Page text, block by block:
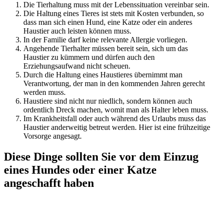
Die Tierhaltung muss mit der Lebenssituation vereinbar sein.
Die Haltung eines Tieres ist stets mit Kosten verbunden, so
dass man sich einen Hund, eine Katze oder ein anderes
Haustier auch leisten können muss.
In der Familie darf keine relevante Allergie vorliegen.
Angehende Tierhalter müssen bereit sein, sich um das
Haustier zu kümmern und dürfen auch den
Erziehungsaufwand nicht scheuen.
Durch die Haltung eines Haustieres übernimmt man
Verantwortung, der man in den kommenden Jahren gerecht
werden muss.
Haustiere sind nicht nur niedlich, sondern können auch
ordentlich Dreck machen, womit man als Halter leben muss.
Im Krankheitsfall oder auch während des Urlaubs muss das
Haustier anderweitig betreut werden. Hier ist eine frühzeitige
Vorsorge angesagt.
Diese Dinge sollten Sie vor dem Einzug
eines Hundes oder einer Katze
angeschafft haben